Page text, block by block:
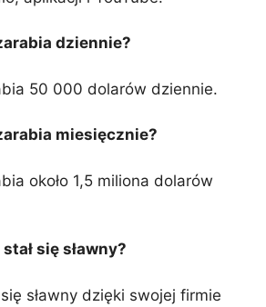
dziennie?
50 000 dolarów dziennie.
miesięcznie?
około 1,5 miliona dolarów
się sławny?
sławny dzięki swojej firmie